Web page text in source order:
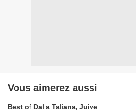
Vous aimerez aussi
Best of Dalia Taliana, Juive